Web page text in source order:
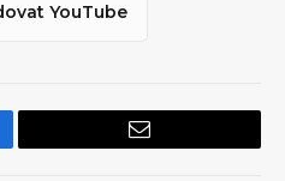
YouTube
Email